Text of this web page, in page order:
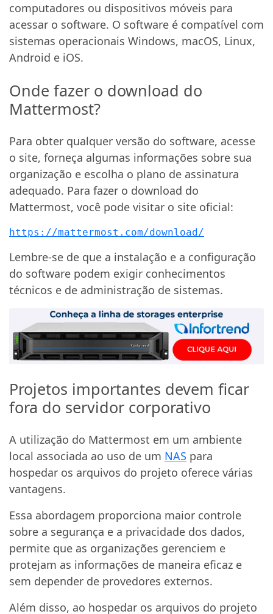
computadores ou dispositivos móveis para
acessar o software. O software é compatível com
sistemas operacionais Windows, macOS, Linux,
Android e iOS.
Onde fazer o download do
Mattermost?
Para obter qualquer versão do software, acesse
o site, forneça algumas informações sobre sua
organização e escolha o plano de assinatura
adequado. Para fazer o download do
Mattermost, você pode visitar o site oficial:
https://mattermost.com/download/
Lembre-se de que a instalação e a configuração
do software podem exigir conhecimentos
técnicos e de administração de sistemas.
Projetos importantes devem ficar
fora do servidor corporativo
A utilização do Mattermost em um ambiente
local associada ao uso de um NAS para
hospedar os arquivos do projeto oferece várias
vantagens.
Essa abordagem proporciona maior controle
sobre a segurança e a privacidade dos dados,
permite que as organizações gerenciem e
protejam as informações de maneira eficaz e
sem depender de provedores externos.
Além disso, ao hospedar os arquivos do projeto